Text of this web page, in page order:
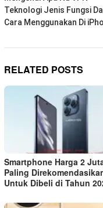
Teknologi Jenis Fungsi
Cara Menggunakan Di
RELATED POSTS
Smartphone Harga 2
Paling
Untuk Dibeli di Tahun